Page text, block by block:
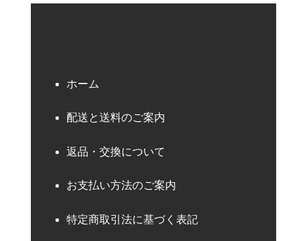
ホーム
配送と送料のご案内
返品・交換について
お支払い方法のご案内
特定商取引法に基づく表記